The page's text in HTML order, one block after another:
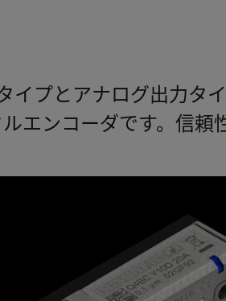
イプとアナログ出力タ
エンコーダです。信